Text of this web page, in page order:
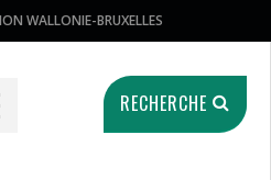
WALLONIE-BRUXELLES
RECHERCHE